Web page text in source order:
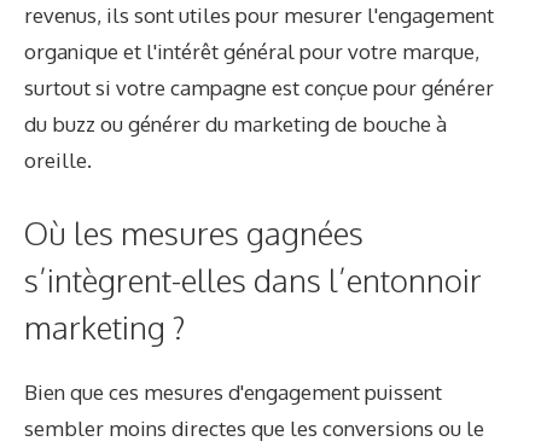
revenus, ils sont utiles pour mesurer l'engagement
organique et l'intérêt général pour votre marque,
surtout si votre campagne est conçue pour générer
du buzz ou générer du marketing de bouche à
oreille.
Où les mesures gagnées
s’intègrent-elles dans l’entonnoir
marketing ?
Bien que ces mesures d'engagement puissent
sembler moins directes que les conversions ou le